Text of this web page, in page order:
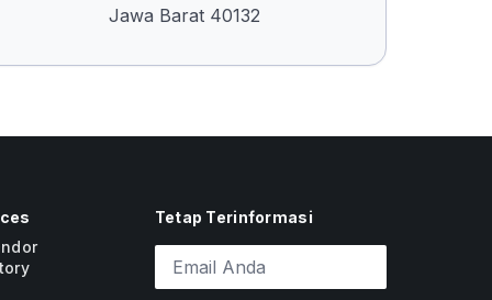
Jawa Barat 40132
Tetap Terinformasi
Alamat email untuk newsletter